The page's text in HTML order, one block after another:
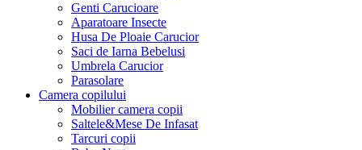
Genti Carucioare
Aparatoare Insecte
Husa De Ploaie Carucior
Saci de Iarna Bebelusi
Umbrela Carucior
Parasolare
Camera copilului
Mobilier camera copii
Saltele&Mese De Infasat
Tarcuri copii